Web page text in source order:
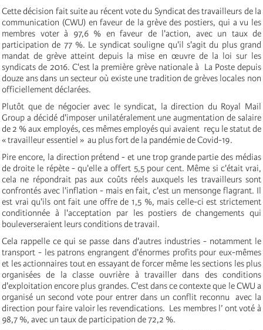
Cette décision fait suite au récent vote du Syndicat des travailleurs de la
communication (CWU) en faveur de la grève des postiers, qui a vu les
membres voter à 97,6 % en faveur de l'action, avec un taux de
participation de 77 %. Le syndicat souligne qu'il s'agit du plus grand
mandat de grève atteint depuis la mise en œuvre de la loi sur les
syndicats de 2016. C'est la première grève nationale à La Poste depuis
douze ans dans un secteur où existe une tradition de grèves locales non
officiellement déclarées.
Plutôt que de négocier avec le syndicat, la direction du Royal Mail
Group a décidé d'imposer unilatéralement une augmentation de salaire
de 2 % aux employés, ces mêmes employés qui avaient reçu le statut de
« travailleur essentiel » au plus fort de la pandémie de Covid-19.
Pire encore, la direction prétend - et une trop grande partie des médias
de droite le répète - qu'elle a offert 5,5 pour cent. Même si c'était vrai,
cela ne répondrait pas aux coûts réels auxquels les travailleurs sont
confrontés avec l'inflation - mais en fait, c'est un mensonge flagrant. Il
est vrai qu'ils ont fait une offre de 1,5 %, mais celle-ci est strictement
conditionnée à l'acceptation par les postiers de changements qui
bouleverseraient leurs conditions de travail.
Cela rappelle ce qui se passe dans d'autres industries - notamment le
transport - les patrons engrangent d'énormes profits pour eux-mêmes
et les actionnaires tout en essayant de forcer même les sections les plus
organisées de la classe ouvrière à travailler dans des conditions
d'exploitation encore plus grandes. C'est dans ce contexte que le CWU a
organisé un second vote pour entrer dans un conflit reconnu avec la
direction pour faire valoir les revendications. Les membres l’ ont voté à
98,7 %, avec un taux de participation de 72,2 %.